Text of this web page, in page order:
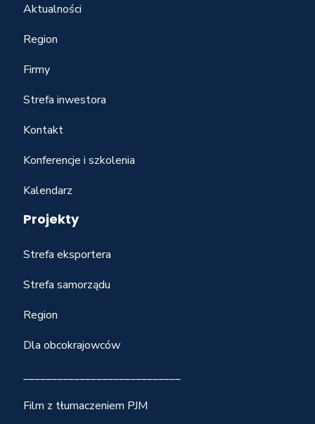
Aktualności
Region
Firmy
Strefa inwestora
Kontakt
Konferencje i szkolenia
Kalendarz
Projekty
Strefa eksportera
Strefa samorządu
Region
Dla obcokrajowców
____________________________
Film z tłumaczeniem PJM